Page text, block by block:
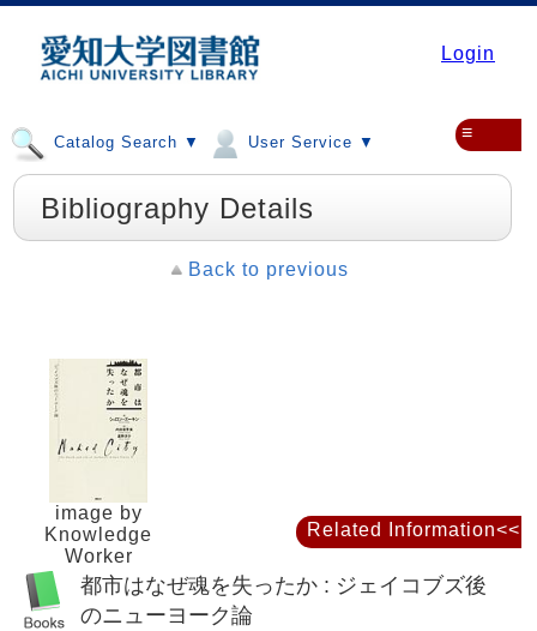
Login
Catalog Search ▼ User Service ▼ ≡
Bibliography Details
Back to previous
image by
Knowledge
Worker
都市はなぜ魂を失ったか : ジェイコブズ後
のニューヨーク論
Related Information<<